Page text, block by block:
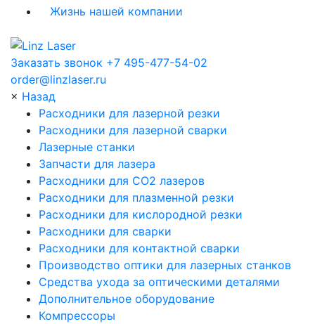
Жизнь нашей компании
Заказать звонок +7 495-477-54-02
order@linzlaser.ru
× Назад
Расходники для лазерной резки
Расходники для лазерной сварки
Лазерные станки
Запчасти для лазера
Расходники для СО2 лазеров
Расходники для плазменной резки
Расходники для кислородной резки
Расходники для сварки
Расходники для контактной сварки
Производство оптики для лазерных станков
Средства ухода за оптическими деталями
Дополнительное оборудование
Компрессоры